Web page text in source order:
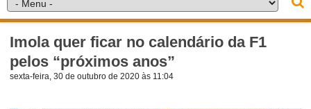
Imola quer ficar no calendário da F1
pelos “próximos anos”
sexta-feira, 30 de outubro de 2020 às 11:04